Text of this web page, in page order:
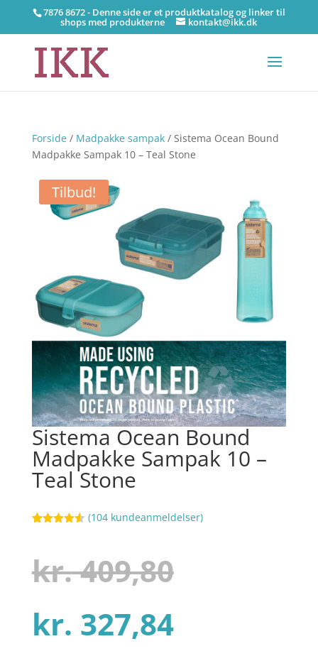
7876 8672 - Denne side er et produktkatalog og linker til
shops med produkterne kontakt@ikk.dk
Forside/ Madpakke sampak/ Sistema Ocean Bound
Madpakke Sampak 10 – Teal Stone
Tilbud!
Sistema Ocean Bound
Madpakke Sampak 10 –
Teal Stone
baseret
på
kundebedø
(104 kundeanmeldelser)
kr.409,80
kr. 327,84Den